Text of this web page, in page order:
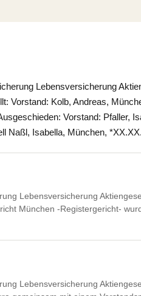
Lebensversicherung
Vorstand: Kolb, Andreas,
Vorstand: Pfaller,
Naßl, Isabella, München,
Lebensversicherung
München -Registergericht-
Lebensversicherung